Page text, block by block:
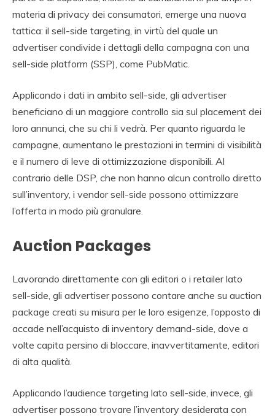
materia di privacy dei consumatori, emerge una nuova
tattica: il sell-side targeting, in virtù del quale un
advertiser condivide i dettagli della campagna con una
sell-side platform (SSP), come PubMatic.
Applicando i dati in ambito sell-side, gli advertiser
beneficiano di un maggiore controllo sia sul placement dei
loro annunci, che su chi li vedrà. Per quanto riguarda le
campagne, aumentano le prestazioni in termini di visibilità
e il numero di leve di ottimizzazione disponibili. Al
contrario delle DSP, che non hanno alcun controllo diretto
sull’inventory, i vendor sell-side possono ottimizzare
l’offerta in modo più granulare.
Auction Packages
Lavorando direttamente con gli editori o i retailer lato
sell-side, gli advertiser possono contare anche su auction
package creati su misura per le loro esigenze, l’opposto di
accade nell’acquisto di inventory demand-side, dove a
volte capita persino di bloccare, inavvertitamente, editori
di alta qualità.
Applicando l’audience targeting lato sell-side, invece, gli
advertiser possono trovare l’inventory desiderata con